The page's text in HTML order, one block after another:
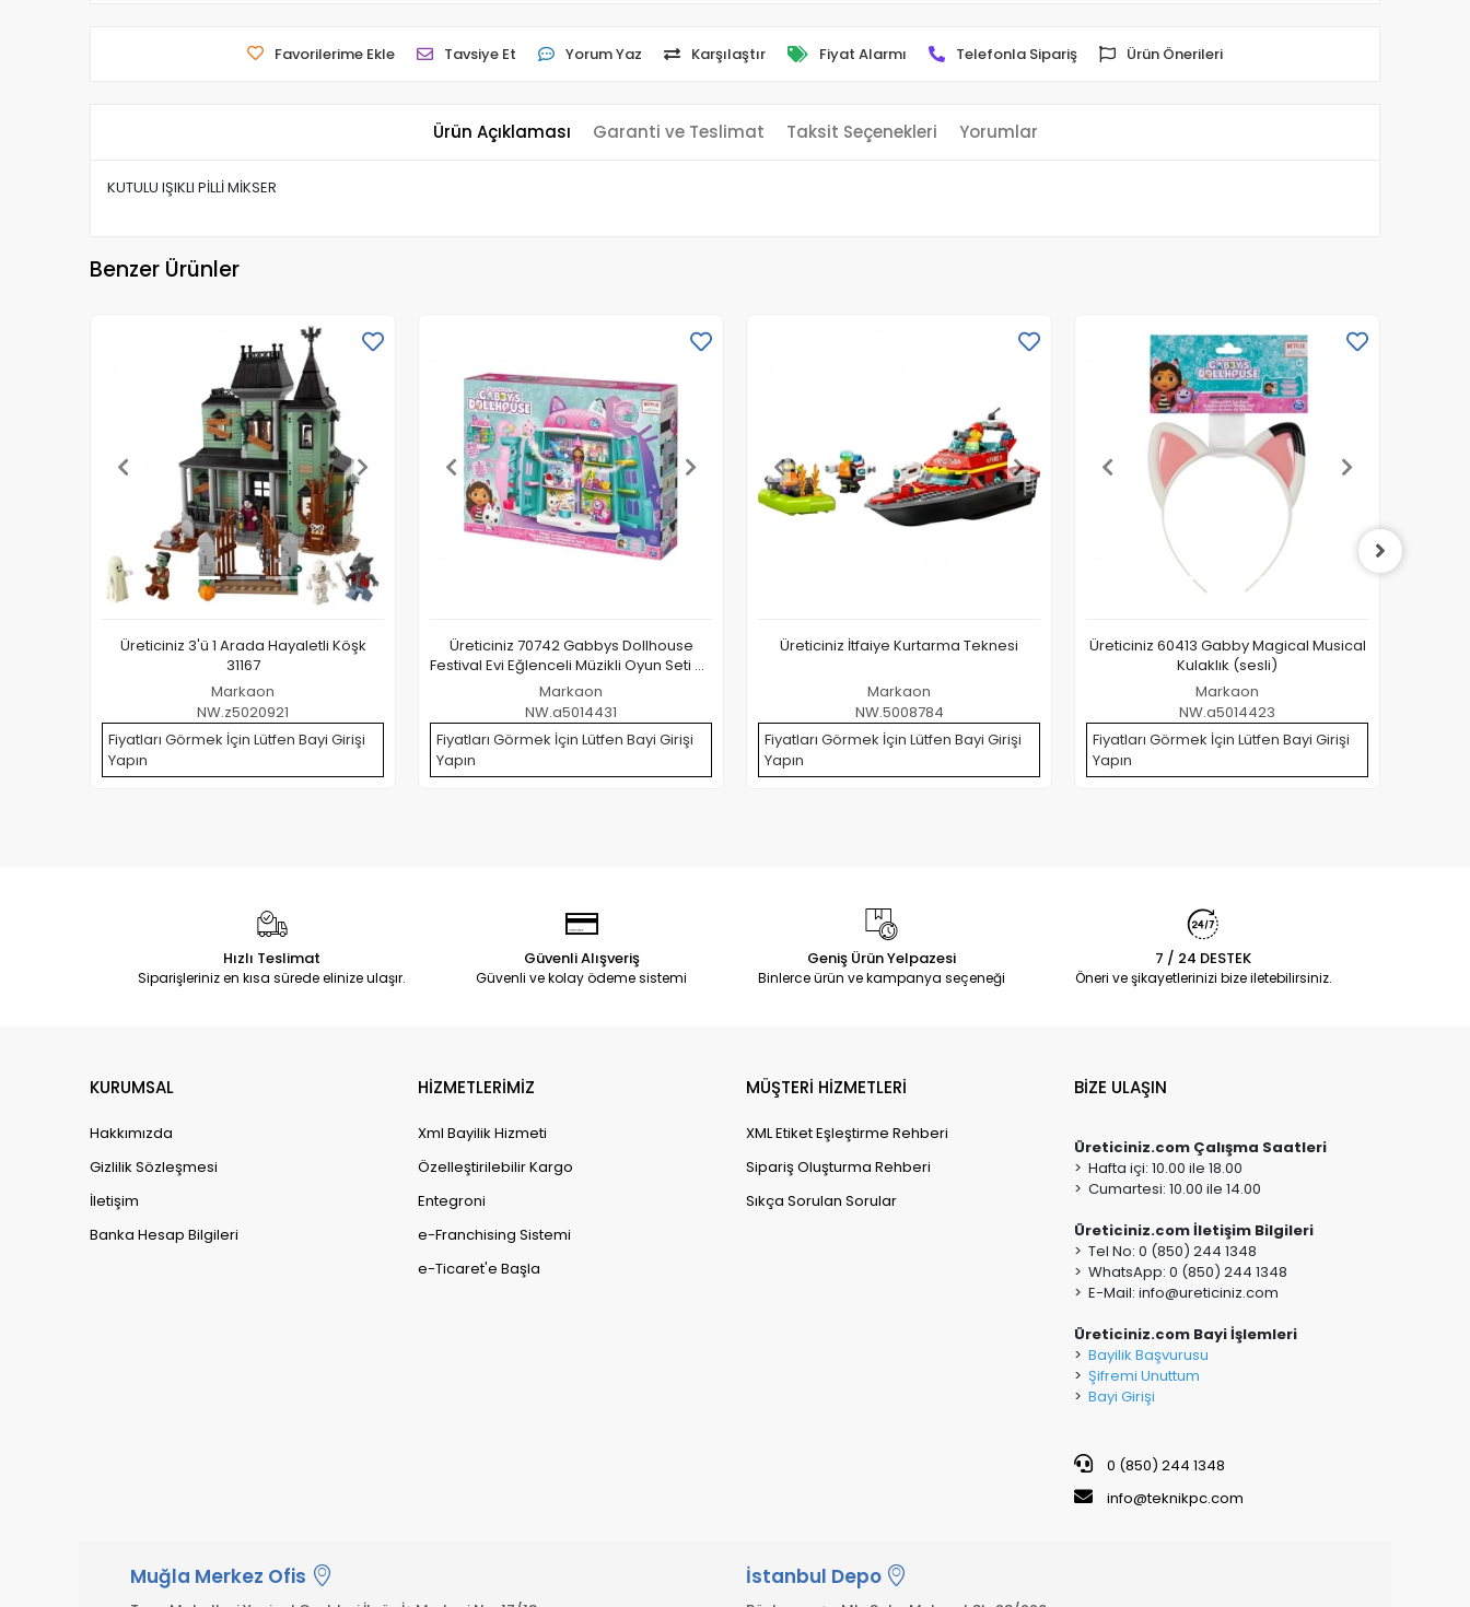
Favorilerime Ekle Tavsiye Et Yorum Yaz Karşılaştır Fiyat Alarmı Telefonla Sipariş Ürün Önerileri
Ürün Açıklaması Garanti ve Teslimat Taksit Seçenekleri Yorumlar
KUTULU IŞIKLI PİLLİ MİKSER
Benzer Ürünler
Üreticiniz 3'ü 1 Arada Hayaletli Köşk
31167
Markaon
NW.z5020921
Fiyatları Görmek İçin Lütfen Bayi Girişi
Yapın
Üreticiniz 70742 Gabbys Dollhouse
Festival Evi Eğlenceli Müzikli Oyun Seti 63
Cm -spinmaster
Markaon
NW.a5014431
Fiyatları Görmek İçin Lütfen Bayi Girişi
Yapın
Üreticiniz İtfaiye Kurtarma Teknesi
Markaon
NW.5008784
Fiyatları Görmek İçin Lütfen Bayi Girişi
Yapın
Üreticiniz 60413 Gabby Magical Musical
Kulaklık (sesli)
Markaon
NW.a5014423
Fiyatları Görmek İçin Lütfen Bayi Girişi
Yapın
Hızlı Teslimat
Siparişleriniz en kısa sürede elinize ulaşır.
Güvenli Alışveriş
Güvenli ve kolay ödeme sistemi
Geniş Ürün Yelpazesi
Binlerce ürün ve kampanya seçeneği
7 / 24 DESTEK
Öneri ve şikayetlerinizi bize iletebilirsiniz.
KURUMSAL
Hakkımızda
Gizlilik Sözleşmesi
İletişim
Banka Hesap Bilgileri
HİZMETLERİMİZ
Xml Bayilik Hizmeti
Özelleştirilebilir Kargo
Entegroni
e-Franchising Sistemi
e-Ticaret'e Başla
MÜŞTERİ HİZMETLERİ
XML Etiket Eşleştirme Rehberi
Sipariş Oluşturma Rehberi
Sıkça Sorulan Sorular
BİZE ULAŞIN
Üreticiniz.com Çalışma Saatleri
> Hafta içi: 10.00 ile 18.00
> Cumartesi: 10.00 ile 14.00
Üreticiniz.com İletişim Bilgileri
> Tel No: 0 (850) 244 1348
> WhatsApp: 0 (850) 244 1348
> E-Mail: info@ureticiniz.com
Üreticiniz.com Bayi İşlemleri
> Bayilik Başvurusu
> Şifremi Unuttum
> Bayi Girişi
0 (850) 244 1348
info@teknikpc.com
Muğla Merkez Ofis İstanbul Depo